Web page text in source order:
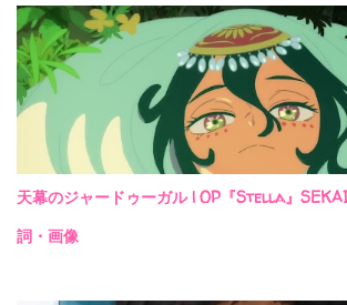
天幕のジャードゥーガル | OP『Stella』
詞・画像